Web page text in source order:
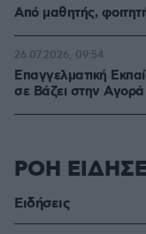
Από μαθητής,
Επαγγελματική
σε Bάζει στην
26.07.2026, 09:54
ΡΟΗ
Ειδήσεις